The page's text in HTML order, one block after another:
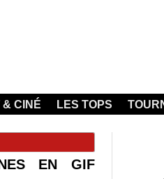
& CINÉ LES TOPS
EN GIF